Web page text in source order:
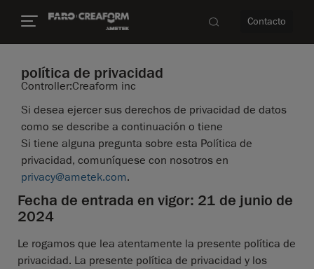
Contacto
política de privacidad
Controller:Creaform inc
Si desea ejercer sus derechos de privacidad de datos
como se describe a continuación o tiene
Si tiene alguna pregunta sobre esta Política de
privacidad, comuníquese con nosotros en
privacy@ametek.com.
Fecha de entrada en vigor: 21 de junio de
2024
Le rogamos que lea atentamente la presente política de
privacidad. La presente política de privacidad y los